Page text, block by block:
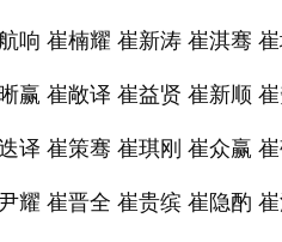
响 崔楠耀 崔新涛 崔淇骞
赢 崔敞译 崔益贤 崔新顺
译 崔策骞 崔琪刚 崔众赢
耀 崔晋全 崔贵缤 崔隐酌